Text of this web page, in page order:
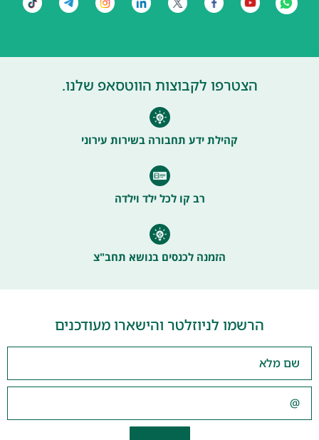
הצטרפו לקבוצות הווטסאפ שלנו.
קהילת ידע תחבורה בשירות עירוני
רב קו לכל ילד וילדה
הזמנה לכנסים בנושא תחב"צ
הרשמו לניוזלטר והישארו מעודכנים